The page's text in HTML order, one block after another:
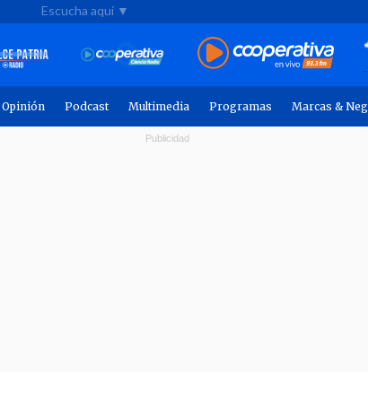
Escucha aquí ▼
Opinión Podcast Multimedia Programas Marcas &